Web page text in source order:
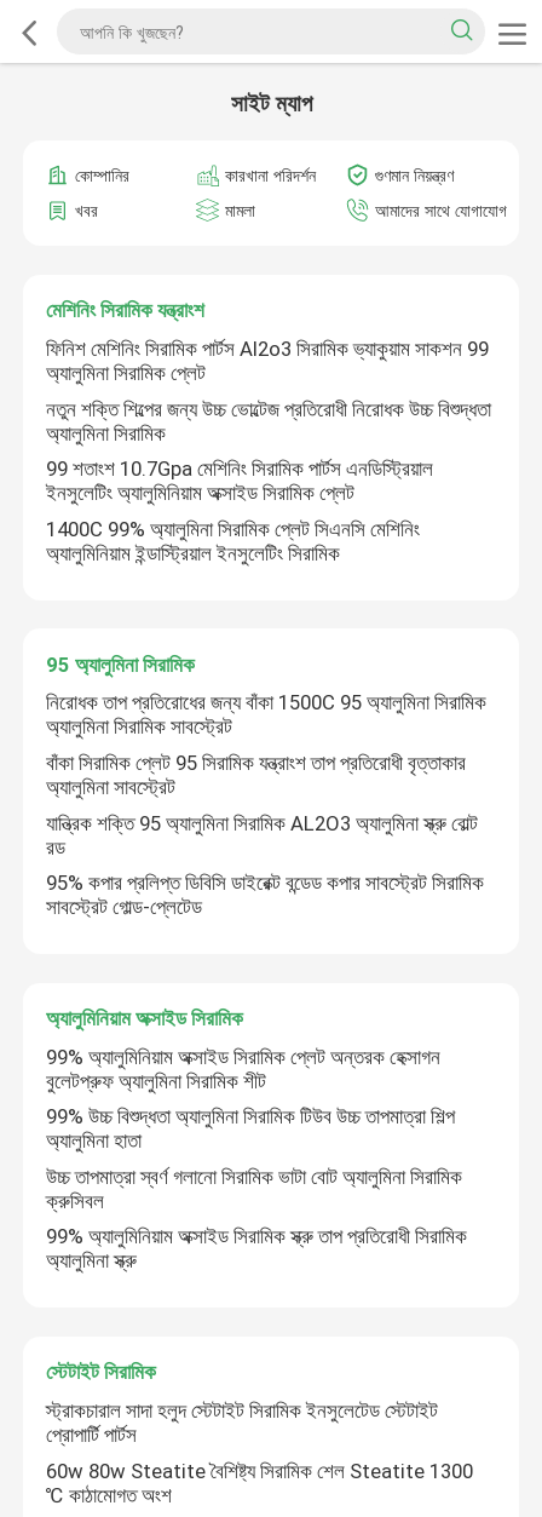
সাইট ম্যাপ
কোম্পানির কারখানা পরিদর্শন
গুণমান নিয়ন্ত্রণ
খবর
মামলা আমাদের সাথে যোগাযোগ
মেশিনিং সিরামিক যন্ত্রাংশ
ফিনিশ মেশিনিং সিরামিক পার্টস Al2o3 সিরামিক ভ্যাকুয়াম সাকশন 99
অ্যালুমিনা সিরামিক প্লেট
নতুন শক্তি শিল্পের জন্য উচ্চ ভোল্টেজ প্রতিরোধী নিরোধক উচ্চ বিশুদ্ধতা
অ্যালুমিনা সিরামিক
99 শতাংশ 10.7Gpa মেশিনিং সিরামিক পার্টস এনডিস্ট্রিয়াল
ইনসুলেটিং অ্যালুমিনিয়াম অক্সাইড সিরামিক প্লেট
1400C 99% অ্যালুমিনা সিরামিক প্লেট সিএনসি মেশিনিং
অ্যালুমিনিয়াম ইন্ডাস্ট্রিয়াল ইনসুলেটিং সিরামিক
95 অ্যালুমিনা সিরামিক
নিরোধক তাপ প্রতিরোধের জন্য বাঁকা 1500C 95 অ্যালুমিনা সিরামিক
অ্যালুমিনা সিরামিক সাবস্ট্রেট
বাঁকা সিরামিক প্লেট 95 সিরামিক যন্ত্রাংশ তাপ প্রতিরোধী বৃত্তাকার
অ্যালুমিনা সাবস্ট্রেট
যান্ত্রিক শক্তি 95 অ্যালুমিনা সিরামিক AL2O3 অ্যালুমিনা স্ক্রু বোল্ট
রড
95% কপার প্রলিপ্ত ডিবিসি ডাইরেক্ট বন্ডেড কপার সাবস্ট্রেট সিরামিক
সাবস্ট্রেট গোল্ড-প্লেটেড
অ্যালুমিনিয়াম অক্সাইড সিরামিক
99% অ্যালুমিনিয়াম অক্সাইড সিরামিক প্লেট অন্তরক হেক্সাগন
বুলেটপ্রুফ অ্যালুমিনা সিরামিক শীট
99% উচ্চ বিশুদ্ধতা অ্যালুমিনা সিরামিক টিউব উচ্চ তাপমাত্রা শিল্প
অ্যালুমিনা হাতা
উচ্চ তাপমাত্রা স্বর্ণ গলানো সিরামিক ভাটা বোট অ্যালুমিনা সিরামিক
ক্রুসিবল
99% অ্যালুমিনিয়াম অক্সাইড সিরামিক স্ক্রু তাপ প্রতিরোধী সিরামিক
অ্যালুমিনা স্ক্রু
স্টেটাইট সিরামিক
স্ট্রাকচারাল সাদা হলুদ স্টেটাইট সিরামিক ইনসুলেটেড স্টেটাইট
প্রোপার্টি পার্টস
60w 80w Steatite বৈশিষ্ট্য সিরামিক শেল Steatite 1300
℃ কাঠামোগত অংশ